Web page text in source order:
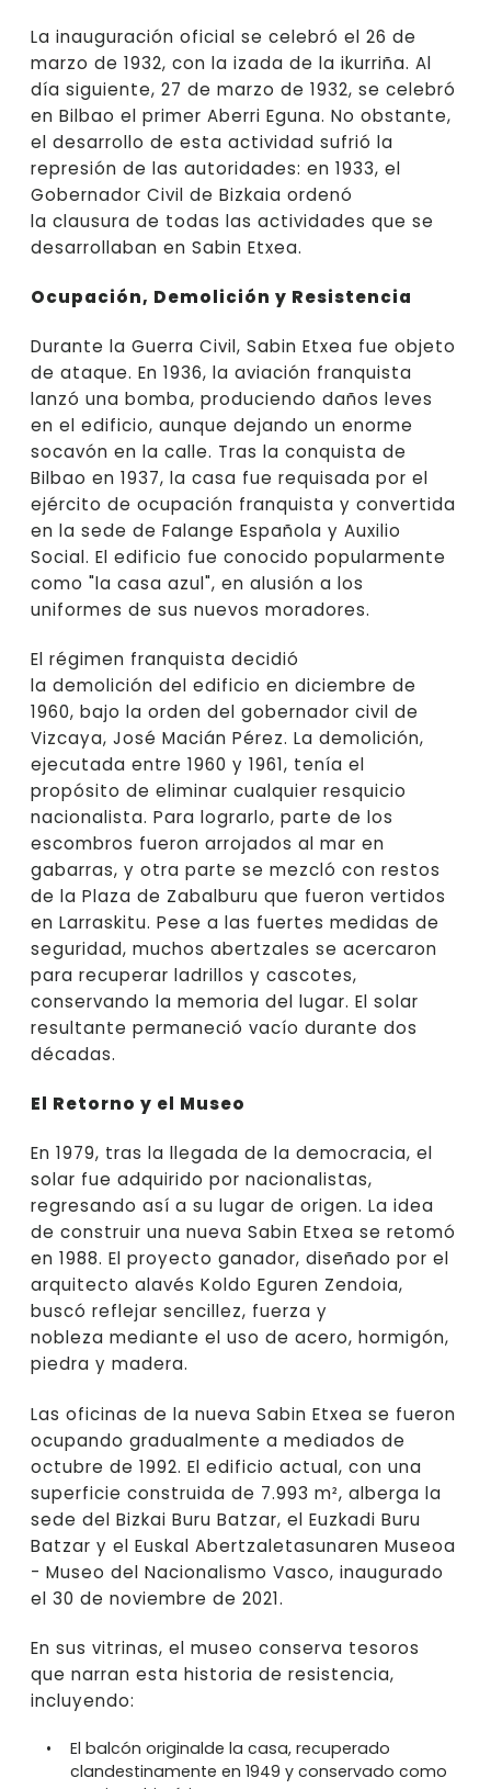
La inauguración oficial se celebró el 26 de
marzo de 1932, con la izada de la ikurriña. Al
día siguiente, 27 de marzo de 1932, se celebró
en Bilbao el primer Aberri Eguna. No obstante,
el desarrollo de esta actividad sufrió la
represión de las autoridades: en 1933, el
Gobernador Civil de Bizkaia ordenó
la clausura de todas las actividades que se
desarrollaban en Sabin Etxea.
Ocupación, Demolición y Resistencia
Durante la Guerra Civil, Sabin Etxea fue objeto
de ataque. En 1936, la aviación franquista
lanzó una bomba, produciendo daños leves
en el edificio, aunque dejando un enorme
socavón en la calle. Tras la conquista de
Bilbao en 1937, la casa fue requisada por el
ejército de ocupación franquista y convertida
en la sede de Falange Española y Auxilio
Social. El edificio fue conocido popularmente
como "la casa azul", en alusión a los
uniformes de sus nuevos moradores.
El régimen franquista decidió
la demolición del edificio en diciembre de
1960, bajo la orden del gobernador civil de
Vizcaya, José Macián Pérez. La demolición,
ejecutada entre 1960 y 1961, tenía el
propósito de eliminar cualquier resquicio
nacionalista. Para lograrlo, parte de los
escombros fueron arrojados al mar en
gabarras, y otra parte se mezcló con restos
de la Plaza de Zabalburu que fueron vertidos
en Larraskitu. Pese a las fuertes medidas de
seguridad, muchos abertzales se acercaron
para recuperar ladrillos y cascotes,
conservando la memoria del lugar. El solar
resultante permaneció vacío durante dos
décadas.
El Retorno y el Museo
En 1979, tras la llegada de la democracia, el
solar fue adquirido por nacionalistas,
regresando así a su lugar de origen. La idea
de construir una nueva Sabin Etxea se retomó
en 1988. El proyecto ganador, diseñado por el
arquitecto alavés Koldo Eguren Zendoia,
buscó reflejar sencillez, fuerza y
nobleza mediante el uso de acero, hormigón,
piedra y madera.
Las oficinas de la nueva Sabin Etxea se fueron
ocupando gradualmente a mediados de
octubre de 1992. El edificio actual, con una
superficie construida de 7.993 m², alberga la
sede del Bizkai Buru Batzar, el Euzkadi Buru
Batzar y el Euskal Abertzaletasunaren Museoa
- Museo del Nacionalismo Vasco, inaugurado
el 30 de noviembre de 2021.
En sus vitrinas, el museo conserva tesoros
que narran esta historia de resistencia,
incluyendo:
El balcón originalde la casa, recuperado
clandestinamente en 1949 y conservado como